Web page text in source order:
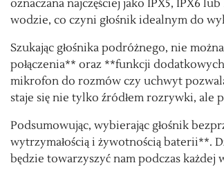
oznaczana najczęściej jako IPX5, IPX6
wodzie, co czyni głośnik idealnym do
Szukając głośnika podróżnego, nie
połączenia** oraz **funkcji
mikrofon do rozmów czy uchwyt
staje się nie tylko źródłem rozrywki, ale
Podsumowując, wybierając głośnik
wytrzymałością i żywotnością baterii**.
będzie towarzyszyć nam podczas każdej